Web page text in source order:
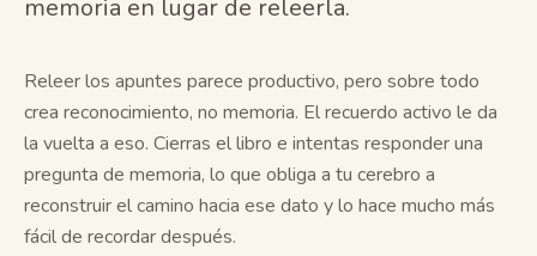
Image Occlusion
Exámenes de práctica
Guías de estudio
Resumen con IA
memoria en lugar de releerla.
Releer los apuntes parece productivo, pero sobre todo
crea reconocimiento, no memoria. El recuerdo activo le da
la vuelta a eso. Cierras el libro e intentas responder una
pregunta de memoria, lo que obliga a tu cerebro a
reconstruir el camino hacia ese dato y lo hace mucho más
fácil de recordar después.